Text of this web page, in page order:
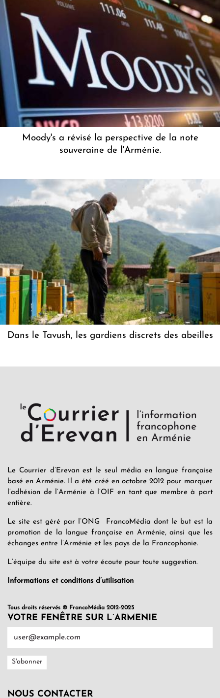
Moody's a révisé la perspective de la note
souveraine de l'Arménie.
Dans le Tavush, les gardiens discrets des abeilles
Le Courrier d’Erevan est le seul média en langue française
basé en Arménie. Il a été créé en octobre 2012 pour marquer
l’adhésion de l’Arménie à l’OIF en tant que membre à part
entière.
Le site est géré par l’ONG FrancoMédia dont le but est la
promotion de la langue française en Arménie, ainsi que les
échanges entre l’Arménie et les pays de la Francophonie.
L’équipe du site est à votre écoute pour toute suggestion.
Informations et conditions d’utilisation
Tous droits réservés © FrancoMédia 2012-2025
VOTRE FENÊTRE SUR L’ARMENIE
NOUS CONTACTER